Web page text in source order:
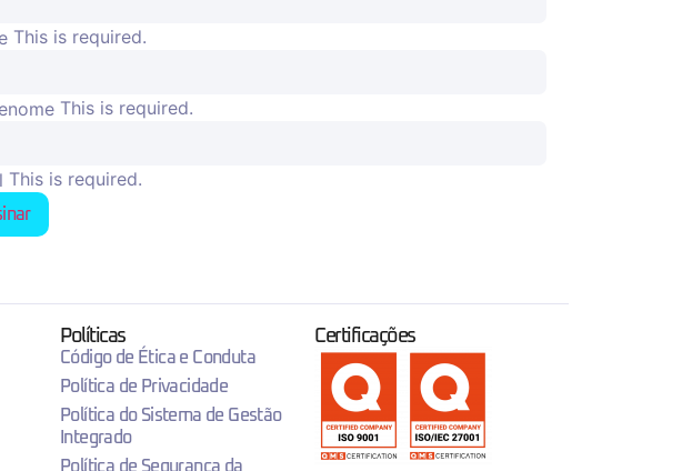
This is required.
This is required.
This is required.
Políticas
Código de Ética e Conduta
Política de Privacidade
Política do Sistema de Gestão
Integrado
Política de Segurança da
Certificações